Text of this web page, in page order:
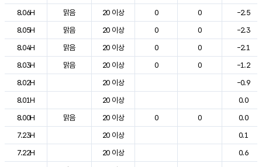
8.06H
맑음 20 이상 0 0
-2.5
8.05H
맑음 20 이상 0 0
-2.3
8.04H
맑음 20 이상 0 0
-2.1
8.03H
맑음 20 이상 0 0
-1.2
8.02H
20 이상
-0.9
8.01H
20 이상
0.0
8.00H
맑음 20 이상 0 0
0.0
7.23H
20 이상
0.1
7.22H
20 이상
0.6